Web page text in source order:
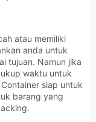
atau memiliki
anda untuk
tujuan. Namun jika
waktu untuk
siap untuk
barang yang